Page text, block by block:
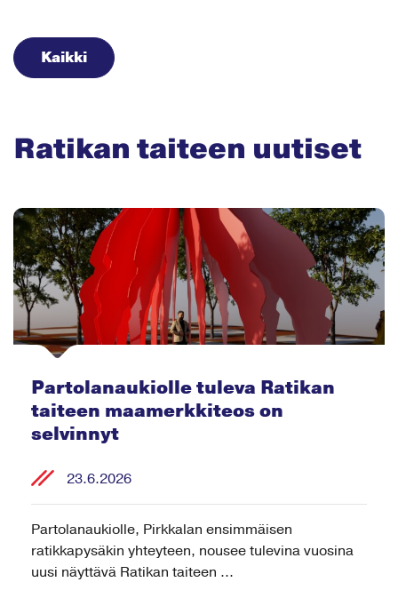
Kaikki
Ratikan taiteen uutiset
Partolanaukiolle tuleva Ratikan
taiteen maamerkkiteos on
selvinnyt
23.6.2026
Partolanaukiolle, Pirkkalan ensimmäisen
ratikkapysäkin yhteyteen, nousee tulevina vuosina
uusi näyttävä Ratikan taiteen ...